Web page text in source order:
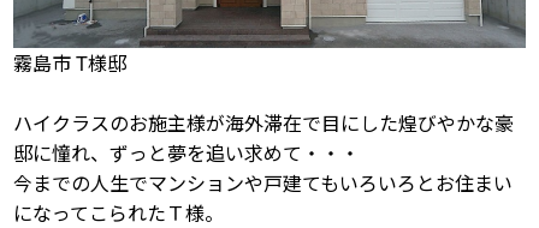
霧島市 T様邸
ハイクラスのお施主様が海外滞在で目にした煌びやかな豪
邸に憧れ、ずっと夢を追い求めて・・・
今までの人生でマンションや戸建てもいろいろとお住まい
になってこられたＴ様。